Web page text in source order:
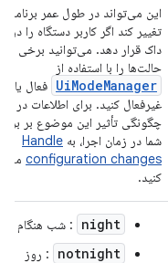
این می‌تواند در طول عمر برنامه
تغییر کند اگر کاربر دستگاه را در
داک قرار دهد. می‌توانید برخی از
حالت‌ها را با استفاده از
UiModeManager فعال یا
غیرفعال کنید. برای اطلاعات در
چگونگی تأثیر این موضوع بر
شما در زمان اجرا، به Handle
configuration changes
کنید.
night : شب هنگام
notnight
: روز